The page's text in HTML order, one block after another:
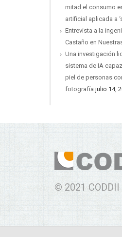
mitad el consumo
artificial aplicada a
Entrevista a la
Castaño en
Una investigación
sistema de IA
piel de personas
fotografía julio 14,
© 2021